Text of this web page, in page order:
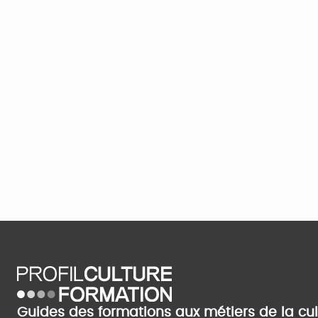
Guides des formations aux métiers de la